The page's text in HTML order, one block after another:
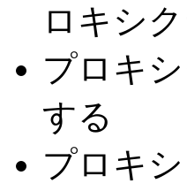
ロキシ
プロキ
する
プロキ